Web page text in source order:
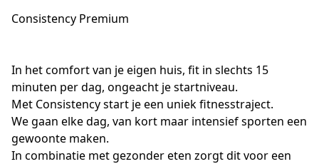
Consistency Premium
In het comfort van je eigen huis, fit in slechts 15
minuten per dag, ongeacht je startniveau.
Met Consistency start je een uniek fitnesstraject.
We gaan elke dag, van kort maar intensief sporten een
gewoonte maken.
In combinatie met gezonder eten zorgt dit voor een